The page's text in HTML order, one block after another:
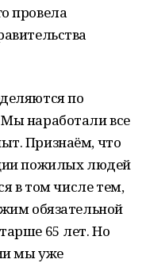
провела
по
наработали все
Признаём, что
пожилых людей
в том числе тем,
обязательной
65 лет. Но
мы уже